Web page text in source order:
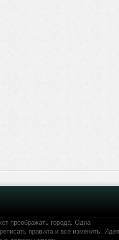
преображать города. Одна
правила и все изменить.